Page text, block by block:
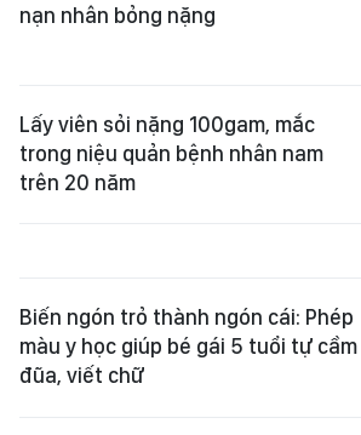
nạn nhân bỏng nặng
Lấy viên sỏi nặng 100gam, mắc
trong niệu quản bệnh nhân nam
trên 20 năm
Biến ngón trỏ thành ngón cái: Phép
màu y học giúp bé gái 5 tuổi tự cầm
đũa, viết chữ